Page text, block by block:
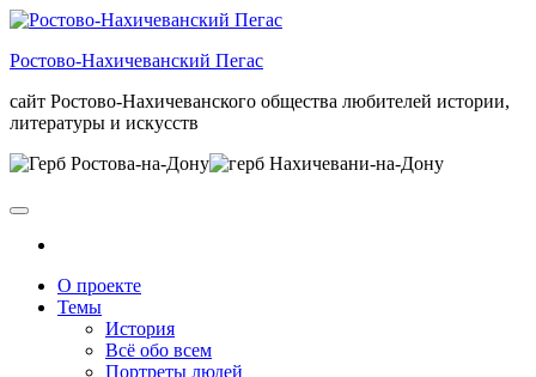
Skip
the
Ростово-Нахичеванский Пегас
сайт Ростово-Нахичеванского общества любителей истории,
литературы и искусств
О проекте
Темы
История
Всё обо всем
Портреты людей